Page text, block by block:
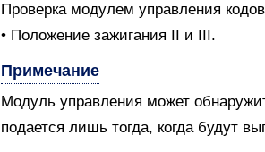
Проверка модулем управления
• Положение зажигания II и III.
Примечание
Модуль управления может
подается лишь тогда, когда будут